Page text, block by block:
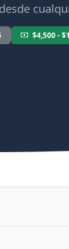
$4,500 -